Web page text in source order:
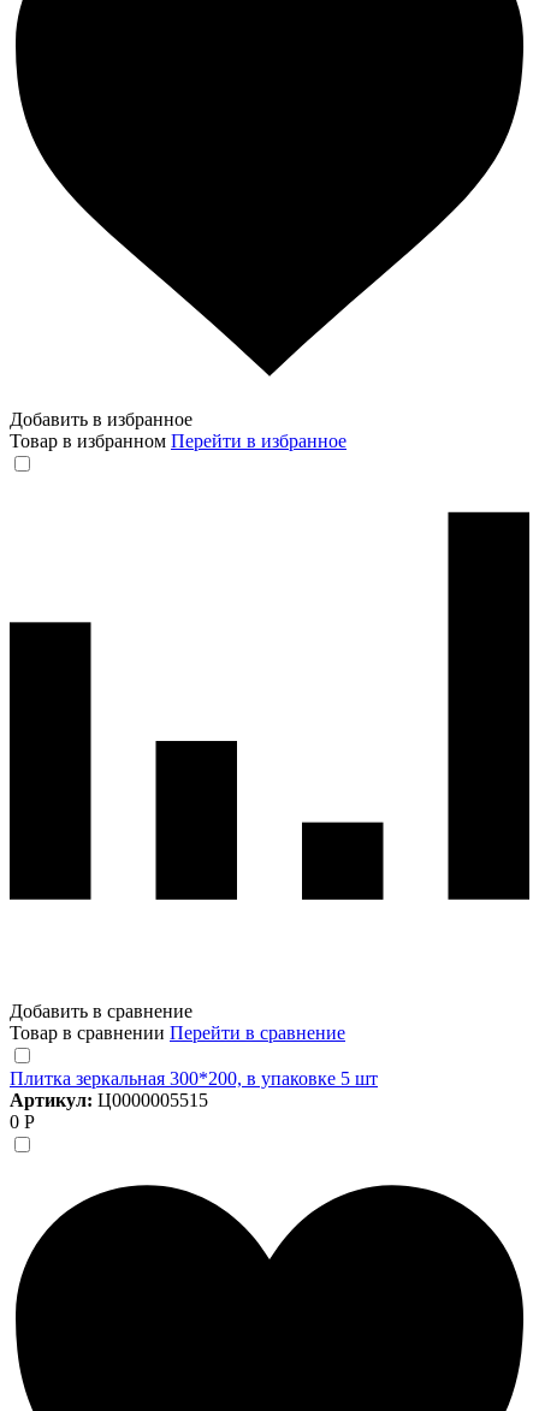
Добавить в избранное
Товар в избранном Перейти в избранное
Добавить в сравнение
Товар в сравнении Перейти в сравнение
Плитка зеркальная 300*200, в упаковке 5 шт
Артикул: Ц0000005515
0 Р